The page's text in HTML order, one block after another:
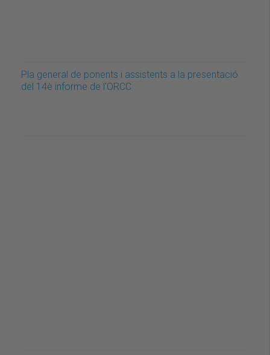
Pla general de ponents i assistents a la presentació
del 14è informe de l'ORCC